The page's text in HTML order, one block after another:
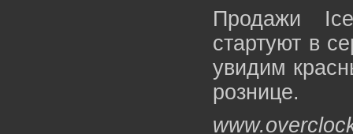
Продажи
стартуют в
увидим
рознице.